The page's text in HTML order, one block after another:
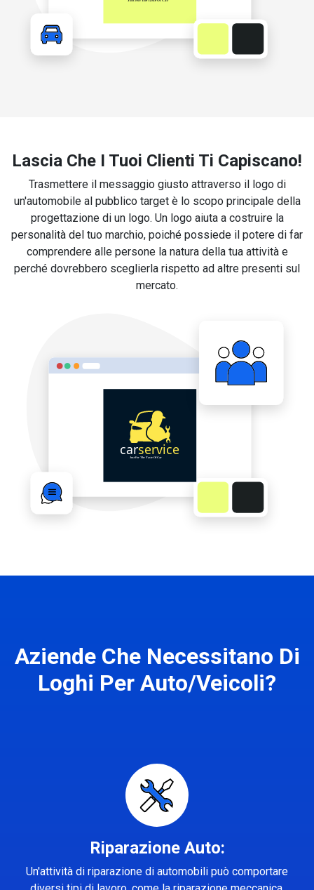
Lascia Che I Tuoi Clienti Ti Capiscano!
Trasmettere il messaggio giusto attraverso il logo di
un'automobile al pubblico target è lo scopo principale della
progettazione di un logo. Un logo aiuta a costruire la
personalità del tuo marchio, poiché possiede il potere di far
comprendere alle persone la natura della tua attività e
perché dovrebbero sceglierla rispetto ad altre presenti sul
mercato.
Aziende Che Necessitano Di
Loghi Per Auto/Veicoli?
Riparazione Auto:
Un'attività di riparazione di automobili può comportare